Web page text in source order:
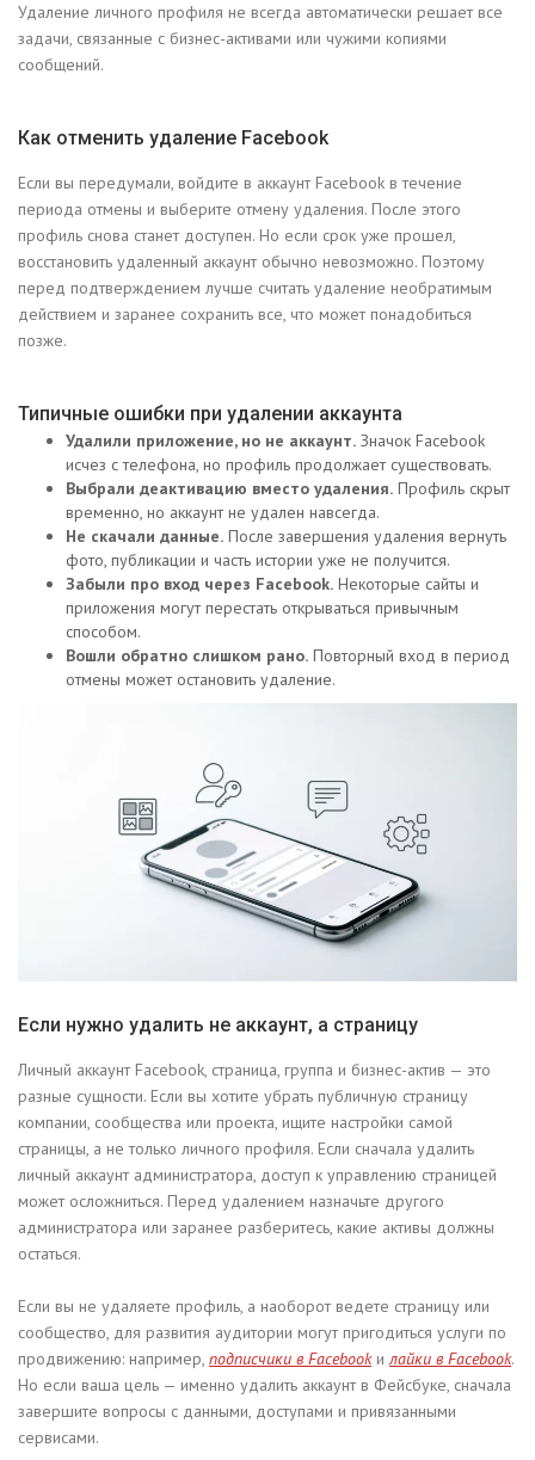
Удаление личного профиля не всегда автоматически решает все
задачи, связанные с бизнес-активами или чужими копиями
сообщений.
Как отменить удаление Facebook
Если вы передумали, войдите в аккаунт Facebook в течение
периода отмены и выберите отмену удаления. После этого
профиль снова станет доступен. Но если срок уже прошел,
восстановить удаленный аккаунт обычно невозможно. Поэтому
перед подтверждением лучше считать удаление необратимым
действием и заранее сохранить все, что может понадобиться
позже.
Типичные ошибки при удалении аккаунта
Удалили приложение, но не аккаунт. Значок Facebook
исчез с телефона, но профиль продолжает существовать.
Выбрали деактивацию вместо удаления. Профиль скрыт
временно, но аккаунт не удален навсегда.
Не скачали данные. После завершения удаления вернуть
фото, публикации и часть истории уже не получится.
Забыли про вход через Facebook. Некоторые сайты и
приложения могут перестать открываться привычным
способом.
Вошли обратно слишком рано. Повторный вход в период
отмены может остановить удаление.
Если нужно удалить не аккаунт, а страницу
Личный аккаунт Facebook, страница, группа и бизнес-актив — это
разные сущности. Если вы хотите убрать публичную страницу
компании, сообщества или проекта, ищите настройки самой
страницы, а не только личного профиля. Если сначала удалить
личный аккаунт администратора, доступ к управлению страницей
может осложниться. Перед удалением назначьте другого
администратора или заранее разберитесь, какие активы должны
остаться.
Если вы не удаляете профиль, а наоборот ведете страницу или
сообщество, для развития аудитории могут пригодиться услуги по
продвижению: например, подписчики в Facebookилайки в Facebook.
Но если ваша цель — именно удалить аккаунт в Фейсбуке, сначала
завершите вопросы с данными, доступами и привязанными
сервисами.